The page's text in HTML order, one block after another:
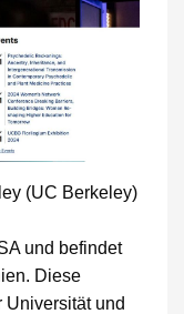
(UC Berkeley)
und befindet
Diese
Universität und